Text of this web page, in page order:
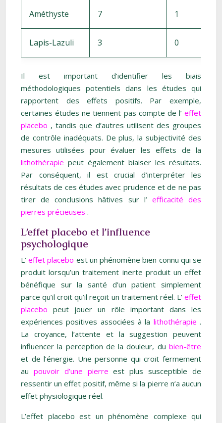
Améthyste 7 1
Lapis-Lazuli 3 0
Il est important d’identifier les biais
méthodologiques potentiels dans les études qui
rapportent des effets positifs. Par exemple,
certaines études ne tiennent pas compte de l’ effet
placebo , tandis que d’autres utilisent des groupes
de contrôle inadéquats. De plus, la subjectivité des
mesures utilisées pour évaluer les effets de la
lithothérapie peut également biaiser les résultats.
Par conséquent, il est crucial d’interpréter les
résultats de ces études avec prudence et de ne pas
tirer de conclusions hâtives sur l’ efficacité des
pierres précieuses .
L’effet placebo et l’influence
psychologique
L’effet placebo est un phénomène bien connu qui se
produit lorsqu’un traitement inerte produit un effet
bénéfique sur la santé d’un patient simplement
parce qu’il croit qu’il reçoit un traitement réel. L’ effet
placebopeut jouer un rôle important dans les
expériences positives associées à la lithothérapie.
La croyance, l’attente et la suggestion peuvent
influencer la perception de la douleur, du bien-être
et de l’énergie. Une personne qui croit fermement
au pouvoir d’une pierreest plus susceptible de
ressentir un effet positif, même si la pierre n’a aucun
effet physiologique réel.
L’effet placebo est un phénomène complexe qui